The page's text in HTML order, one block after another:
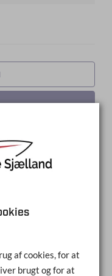
af cookies, for at
brugt og for at